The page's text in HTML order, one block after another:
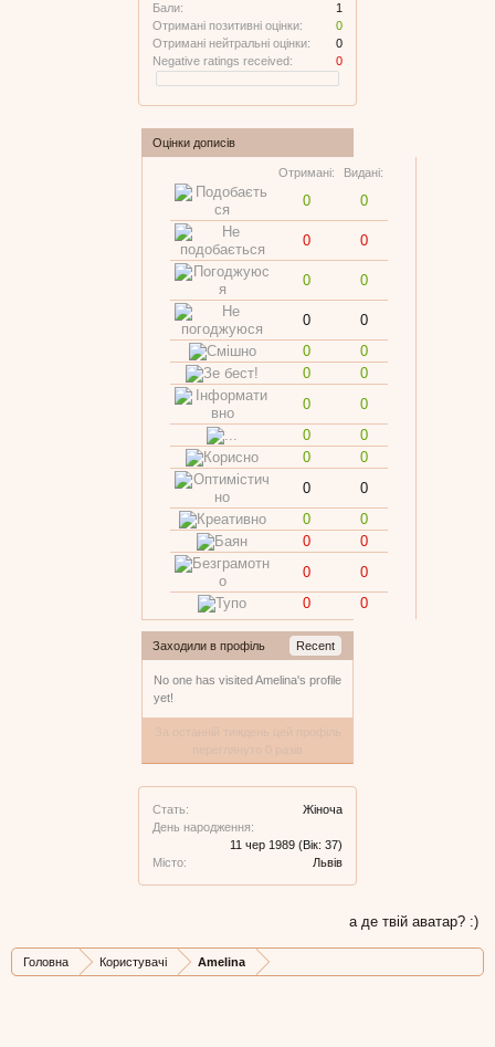
Бали:
1
Отримані позитивні оцінки:
0
Отримані нейтральні оцінки:
0
Negative ratings received:
0
Оцінки дописів
Отримані: Видані:
0 0
0 0
0 0
0
0
0
0
0
0
0
0
0
0
0
0
0
0
0
0
0
0
0
0
0
0
Заходили в профіль Recent
No one has visited Amelina's profile
yet!
Стать:
Жіноча
День народження:
11 чер 1989 (Вік: 37)
Місто:
Львів
а де твій аватар? :)
Головна Користувачі Amelina